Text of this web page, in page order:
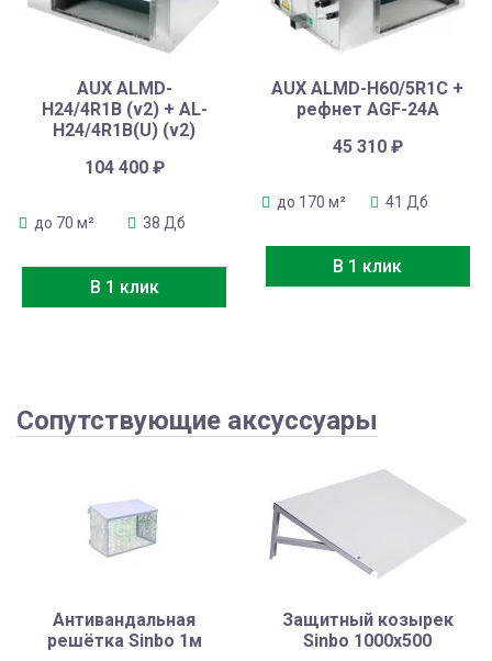
AUX ALMD-
H24/4R1B (v2) + AL-
H24/4R1B(U) (v2)
104 400 ₽
до 70 м² 38 Дб
В 1 клик
AUX ALMD-H60/5R1C +
рефнет AGF-24A
45 310 ₽
до 170 м² 41 Дб
В 1 клик
Сопутствующие аксуссуары
Антивандальная
решётка Sinbo 1м
Защитный козырек
Sinbo 1000х500